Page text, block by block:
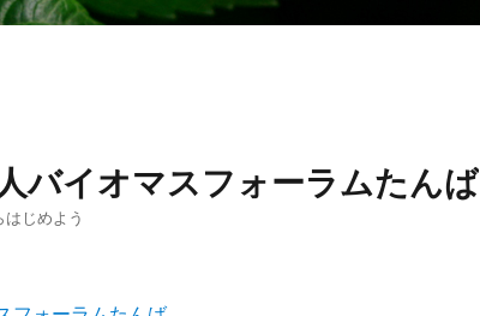
バイオマスフォーラムたんば
じめよう